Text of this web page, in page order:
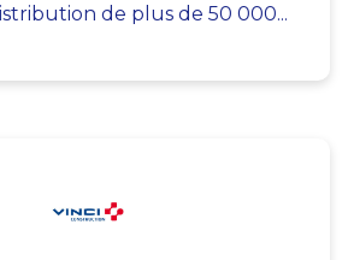
de plus de 50 000...